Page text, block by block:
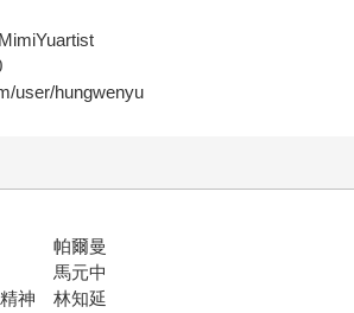
user/hungwenyu
帕爾曼
馬元中
精神 林知延